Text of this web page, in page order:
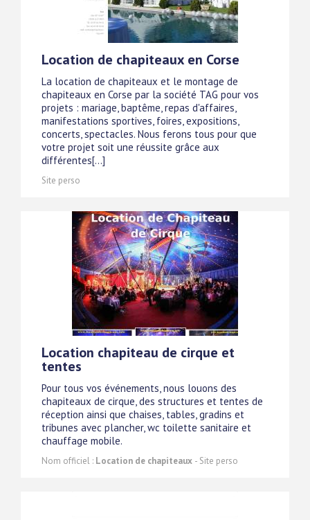
Location de chapiteaux en Corse
La location de chapiteaux et le montage de
chapiteaux en Corse par la société TAG pour vos
projets : mariage, baptême, repas d'affaires,
manifestations sportives, foires, expositions,
concerts, spectacles. Nous ferons tous pour que
votre projet soit une réussite grâce aux
différentes[...]
Site perso
Location chapiteau de cirque et
tentes
Pour tous vos événements, nous louons des
chapiteaux de cirque, des structures et tentes de
réception ainsi que chaises, tables, gradins et
tribunes avec plancher, wc toilette sanitaire et
chauffage mobile.
Nom officiel : Location de chapiteaux - Site perso